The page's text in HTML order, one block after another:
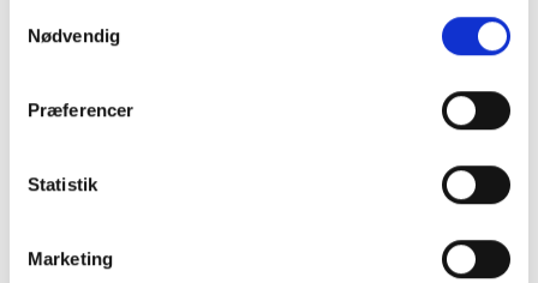
Nødvendig
Præferencer
Statistik
Marketing